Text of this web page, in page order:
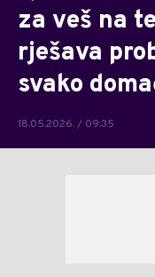
za veš na
rješava
svako
18.05.2026. / 09:35